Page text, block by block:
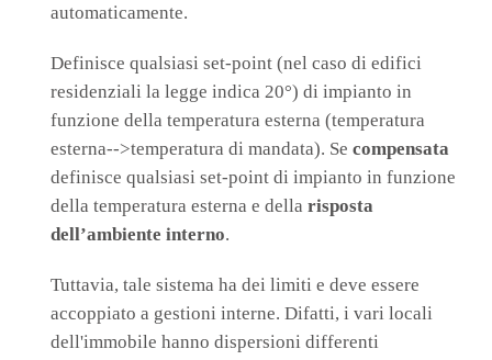
automaticamente.
Definisce qualsiasi set-point (nel caso di edifici
residenziali la legge indica 20°) di impianto in
funzione della temperatura esterna (temperatura
esterna-->temperatura di mandata). Se compensata
definisce qualsiasi set-point di impianto in funzione
della temperatura esterna e della risposta
dell’ambiente interno.
Tuttavia, tale sistema ha dei limiti e deve essere
accoppiato a gestioni interne. Difatti, i vari locali
dell'immobile hanno dispersioni differenti